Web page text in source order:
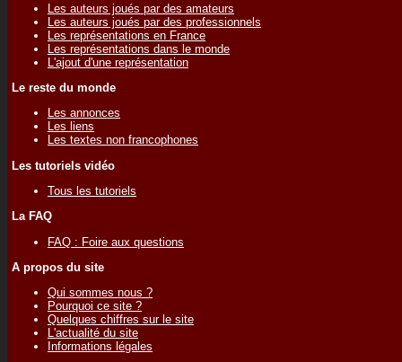
Les auteurs joués par des amateurs
Les auteurs joués par des professionnels
Les représentations en France
Les représentations dans le monde
L'ajout d'une représentation
Le reste du monde
Les annonces
Les liens
Les textes non francophones
Les tutoriels vidéo
Tous les tutoriels
La FAQ
FAQ : Foire aux questions
A propos du site
Qui sommes nous ?
Pourquoi ce site ?
Quelques chiffres sur le site
L'actualité du site
Informations légales